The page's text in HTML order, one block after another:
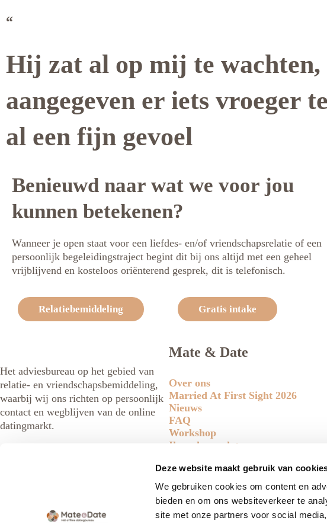
Deze website maakt gebruik van
We gebruiken cookies om content en
bieden en om ons websiteverkeer te
site met onze partners voor social
“
Hij zat al op mij te
aangegeven er iets vroeger
al een fijn gevoel
Benieuwd naar wat we voor jou
kunnen betekenen?
Wanneer je open staat voor een liefdes- en/of vriendschapsrelatie of een
persoonlijk begeleidingstraject begint dit bij ons altijd met een geheel
vrijblijvend en kosteloos oriënterend gesprek, dit is telefonisch.
Relatiebemiddeling Gratis intake
Het adviesbureau op het gebied van
relatie- en vriendschapsbemiddeling,
waarbij wij ons richten op persoonlijk
contact en wegblijven van de online
datingmarkt.
bekendgemaakt?
Mate & Date
Over ons
Married At First Sight 2026
Nieuws
FAQ
Workshop
Ik zoek een date
Ik zoek een vrouw
Doelgroepen